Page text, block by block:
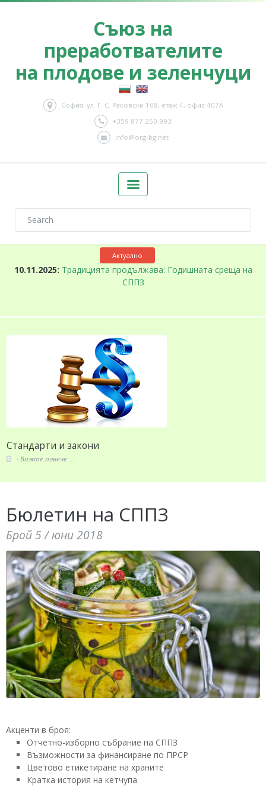
Съюз на
преработвателите
на плодове и зеленчуци
София, ул. Г. С. Раковски 108, етаж 4, офис 407А
+359 877 250 993
info@org-bg.net
Актуално
10.11.2025: Традицията продължава: Годишната среща на
СППЗ
Членове
Вижте повече ...
Бюлетин на СППЗ
Брой 5 / юни 2018
Акценти в броя:
Отчетно-изборно събрание на СППЗ
Възможности за финансиране по ПРСР
Цветово етикетиране на храните
Кратка история на кетчупа